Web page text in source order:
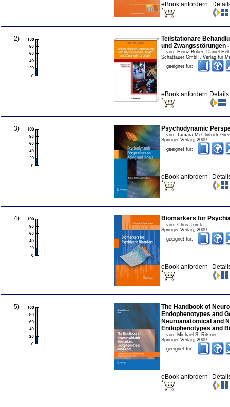
eBook anfordern
2)
Teilstationäre
und Zwangsstörungen
von: Heinz Böker, Daniel
Schattauer GmbH, Verlag für
geeignet für:
eBook anfordern
3) Psychodynamic
von: Tamara McClintock
Springer-Verlag, 2009
geeignet für:
eBook anfordern
4) Biomarkers for
von: Chris Turck
Springer-Verlag, 2009
geeignet für:
eBook anfordern
5)
The Handbook of
Endophenotypes and
Neuroanatomical and
Endophenotypes and
von: Michael S. Ritsner
Springer-Verlag, 2009
geeignet für:
eBook anfordern